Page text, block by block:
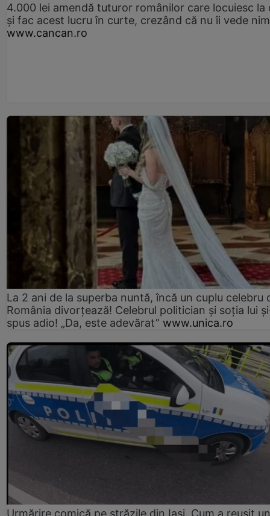
4.000 lei amendă tuturor românilor care locuiesc la
și fac acest lucru în curte, crezând că nu îi vede
www.cancan.ro
La 2 ani de la superba nuntă, încă un cuplu celebru
România divorțează! Celebrul politician și soția lui
spus adio! „Da, este adevărat” www.unica.ro
Urmărire comică pe străzile din Iași. Cum a reușit un